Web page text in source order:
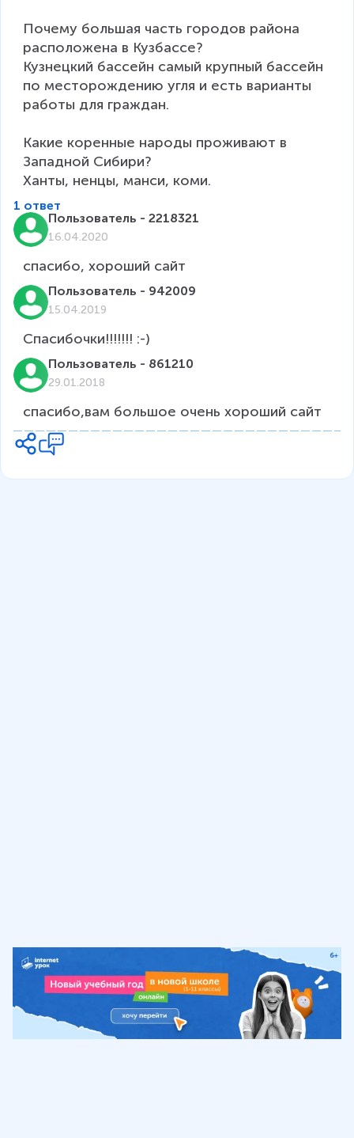
Почему большая часть городов района
расположена в Кузбассе?
Кузнецкий бассейн самый крупный бассейн
по месторождению угля и есть варианты
работы для граждан.
Какие коренные народы проживают в
Западной Сибири?
Ханты, ненцы, манси, коми.
1 ответ
Пользователь - 2218321
16.04.2020
спасибо, хороший сайт
Пользователь - 942009
15.04.2019
Спасибочки!!!!!!! :-)
Пользователь - 861210
29.01.2018
спасибо,вам большое очень хороший сайт